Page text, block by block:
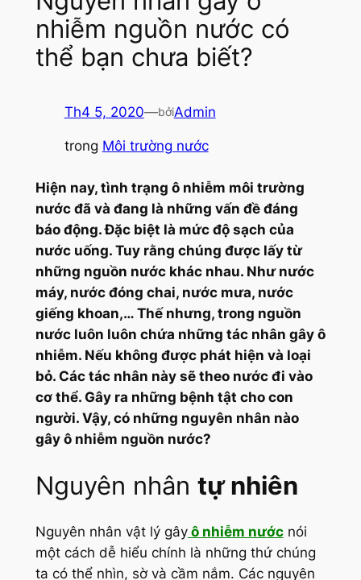
nhiễm nguồn nước có
thể bạn chưa biết?
Th4 5, 2020—bởiAdmin
trong Môi trường nước
Hiện nay, tình trạng ô nhiễm môi trường
nước đã và đang là những vấn đề đáng
báo động. Đặc biệt là mức độ sạch của
nước uống. Tuy rằng chúng được lấy từ
những nguồn nước khác nhau. Như nước
máy, nước đóng chai, nước mưa, nước
giếng khoan,… Thế nhưng, trong nguồn
nước luôn luôn chứa những tác nhân gây ô
nhiễm. Nếu không được phát hiện và loại
bỏ. Các tác nhân này sẽ theo nước đi vào
cơ thể. Gây ra những bệnh tật cho con
người. Vậy, có những nguyên nhân nào
gây ô nhiễm nguồn nước?
Nguyên nhân tự nhiên
Nguyên nhân vật lý gâyô nhiễm nướcnói
một cách dễ hiểu chính là những thứ chúng
ta có thể nhìn, sờ và cầm nắm. Các nguyên